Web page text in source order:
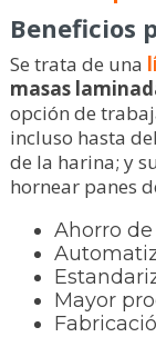
Beneficios
Se trata de una
masas
opción de
incluso hasta
de la harina; y
hornear panes
Ahorro
Mayor